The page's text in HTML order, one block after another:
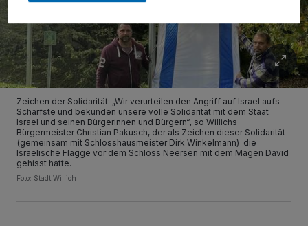
Zeichen der Solidarität: „Wir verurteilen den Angriff auf Israel aufs
Schärfste und bekunden unsere volle Solidarität mit dem Staat
Israel und seinen Bürgerinnen und Bürgern“, so Willichs
Bürgermeister Christian Pakusch, der als Zeichen dieser Solidarität
(gemeinsam mit Schlosshausmeister Dirk Winkelmann) die
Israelische Flagge vor dem Schloss Neersen mit dem Magen David
gehisst hatte.
Foto: Stadt Willich